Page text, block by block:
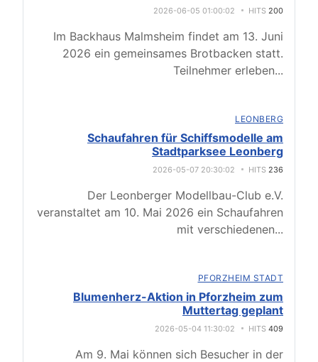
2026-06-05 01:00:02 HITS 200
Im Backhaus Malmsheim findet am 13. Juni
2026 ein gemeinsames Brotbacken statt.
Teilnehmer erleben...
LEONBERG
Schaufahren für Schiffsmodelle am
Stadtparksee Leonberg
2026-05-07 20:30:02 HITS 236
Der Leonberger Modellbau-Club e.V.
veranstaltet am 10. Mai 2026 ein Schaufahren
mit verschiedenen...
PFORZHEIM STADT
Blumenherz-Aktion in Pforzheim zum
Muttertag geplant
2026-05-04 11:30:02 HITS 409
Am 9. Mai können sich Besucher in der